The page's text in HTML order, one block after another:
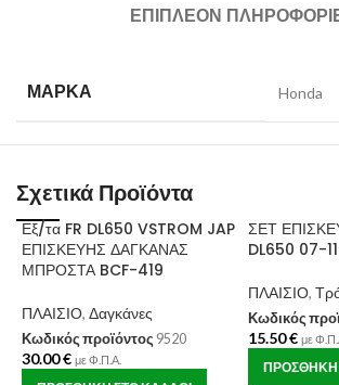
ΕΠΙΠΛΈΟΝ
ΜΆΡΚΑ Honda
Σχετικά Προϊόντα
Εξ/τα FR DL650 VSTROM JAP
ΕΠΙΣΚΕΥΗΣ ΔΑΓΚΑΝΑΣ
ΜΠΡΟΣΤΑ BCF-419
ΠΛΑΙΣΙΟ, Δαγκάνες
Κωδικός προϊόντος 9520
30.00€ με Φ.Π.Α.
ΣΕΤ
DL650 07-
ΠΛΑΙΣΙΟ,
Κωδικός
15.50€ με
ΠΡΟΣΘΉΚΗ